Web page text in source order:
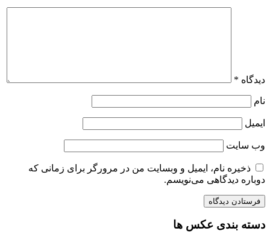
دیدگاه *
نام
ایمیل
وب‌ سایت
ذخیره نام، ایمیل و وبسایت من در مرورگر برای زمانی که
دوباره دیدگاهی می‌نویسم.
دسته بندی عکس ها